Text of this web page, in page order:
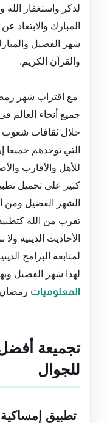
لدكر واستغفار
المبارك والابتعاد
شهر الفضيل
والقراَن الكريم.
مع اقتراب شهر
جميع أنحاء العالم
خلال ثقافات شعوب
التي توحدهم
للأهل والأقارب
كبير على تحميل
الشهر الفضيل
تقرب من الله
الأحاديث الدينية
لمتابعة البرامج
لهذا شهر الفضيل
المعلوميات
تجميعة
للجوال
تطبيق